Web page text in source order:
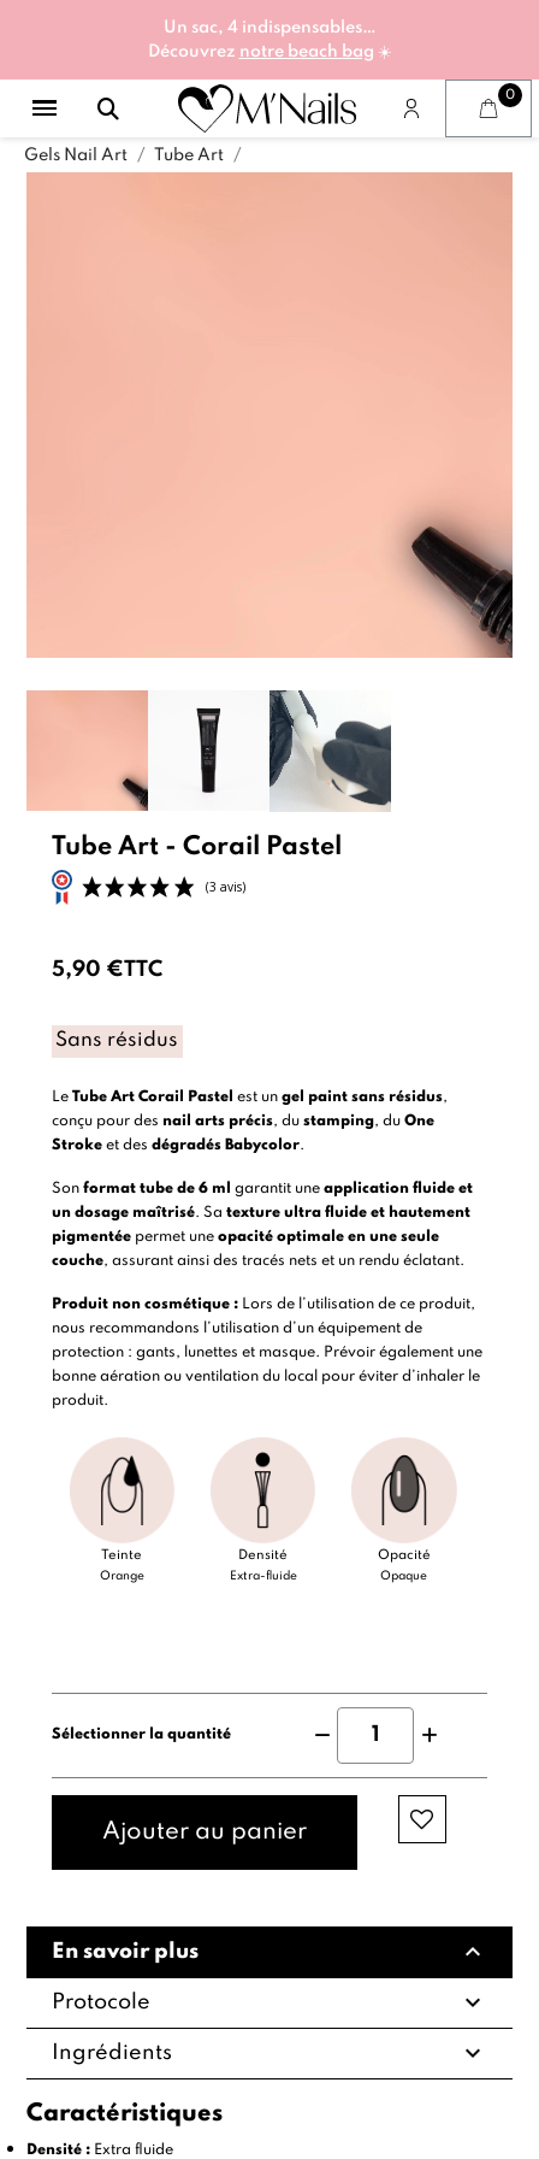
Un sac, 4 indispensables…
Découvrez notre beach bag ☀️
Gels Nail Art Tube Art
Tube Art - Corail Pastel
5,90 €TTC
Sans résidus
Le Tube Art Corail Pastel est un gel paint sans résidus,
conçu pour des nail arts précis, du stamping, du One
Strokeet des dégradés Babycolor.
Son format tube de 6 ml garantit une application fluide et
un dosage maîtrisé. Sa texture ultra fluide et hautement
pigmentéepermet une opacité optimale en une seule
couche, assurant ainsi des tracés nets et un rendu éclatant.
Produit non cosmétique :Lors de l’utilisation de ce produit,
nous recommandons l’utilisation d’un équipement de
protection : gants, lunettes et masque. Prévoir également une
bonne aération ou ventilation du local pour éviter d’inhaler le
produit.
Teinte
Orange
Densité
Extra-fluide
Opacité
Opaque
Sélectionner la quantité
Ajouter au panier
En savoir plus expand_less
Protocole expand_more
Ingrédients expand_more
Caractéristiques
Densité : Extra fluide